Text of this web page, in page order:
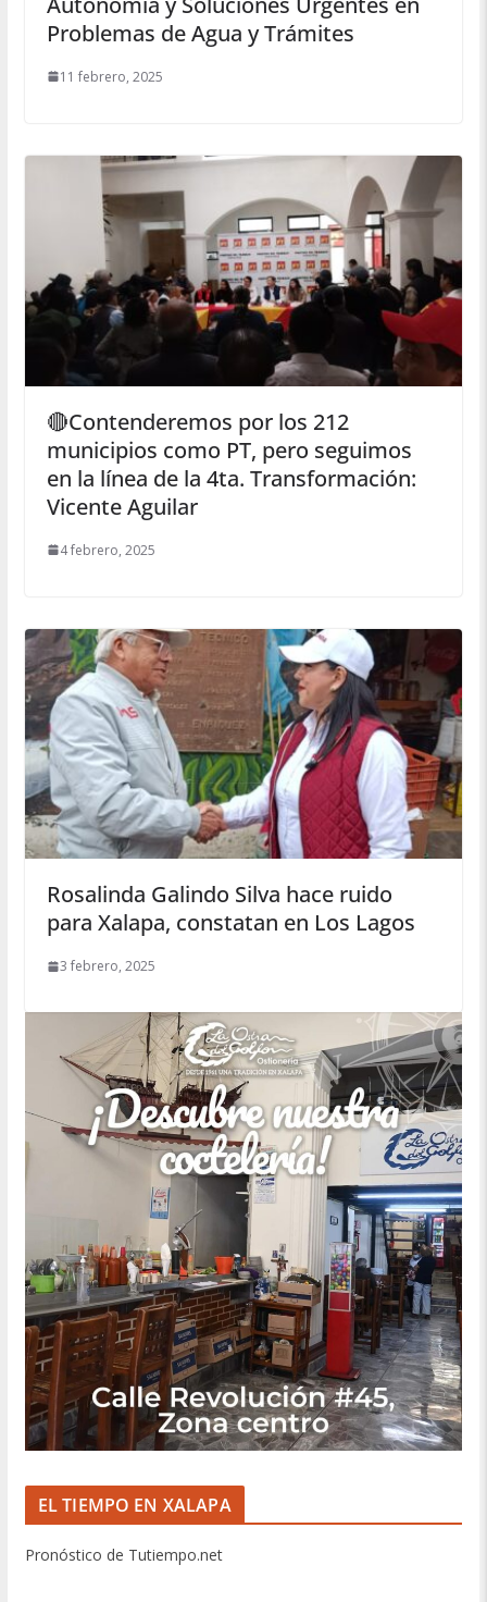
Problemas de Agua y Trámites
11 febrero, 2025
🔴Contenderemos por los 212
municipios como PT, pero seguimos
en la línea de la 4ta. Transformación:
Vicente Aguilar
4 febrero, 2025
Rosalinda Galindo Silva hace ruido
para Xalapa, constatan en Los Lagos
3 febrero, 2025
EL TIEMPO EN XALAPA
Pronóstico de Tutiempo.net